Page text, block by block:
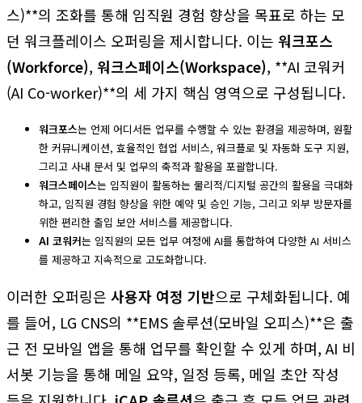
스)**의 조화를 통해 임직원 경험 향상을 목표로 하는 모
던 워크플레이스 오퍼링을 제시합니다. 이는 워크포스
(Workforce), 워크스페이스(Workspace), **AI 코워커
(AI Co-worker)**의 세 가지 핵심 영역으로 구성됩니다.
워크포스는 언제 어디서든 업무를 수행할 수 있는 환경을 제공하며, 원활
한 커뮤니케이션, 효율적인 협업 서비스, 워크플로 및 자동화 도구 지원,
그리고 사내 문서 및 업무의 축적과 활용을 포괄합니다.
워크스페이스는 임직원이 활동하는 물리적/디지털 공간의 활용을 극대화
하고, 임직원 경험 향상을 위한 예약 및 승인 기능, 그리고 외부 방문자를
위한 편리한 출입 보안 서비스를 제공합니다.
AI 코워커는 임직원의 모든 업무 여정에 AI를 통합하여 다양한 AI 서비스
를 제공하고 지속적으로 고도화합니다.
이러한 오퍼링은 사용자 여정 기반으로 구체화됩니다. 예
를 들어, LG CNS의 **EMS 솔루션(모바일 오피스)**은 출
근 전 모바일 앱을 통해 업무를 확인할 수 있게 하며, AI 비
서봇 기능을 통해 메일 요약, 일정 등록, 메일 초안 작성